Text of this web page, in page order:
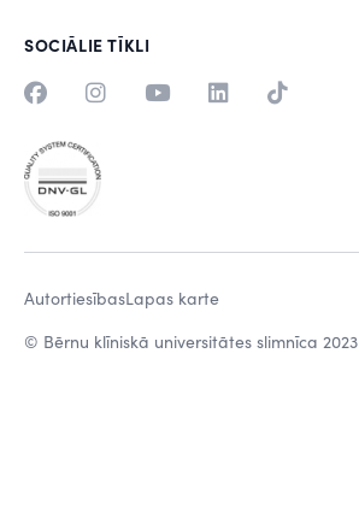
SOCIĀLIE TĪKLI
© Bērnu klīniskā universitātes slimnīca 2023
AutortiesībasLapas karte